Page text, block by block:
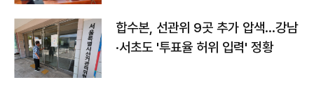
합수본, 선관위 9곳 추가 압색…강남
·서초도 '투표율 허위 입력' 정황